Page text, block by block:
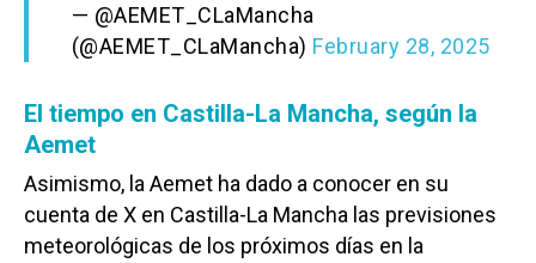
— @AEMET_CLaMancha
(@AEMET_CLaMancha) February 28, 2025
El tiempo en Castilla-La Mancha, según la
Aemet
Asimismo, la Aemet ha dado a conocer en su
cuenta de X en Castilla-La Mancha las previsiones
meteorológicas de los próximos días en la